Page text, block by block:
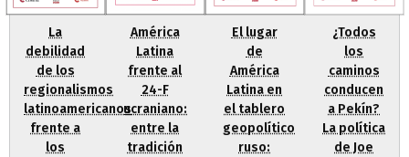
La
debilidad
de los
regionalismos
latinoamericanos
frente a
los
América
Latina
frente al
24-F
ucraniano:
entre la
tradición
El lugar
de
América
Latina en
el tablero
geopolítico
ruso:
¿Todos
los
caminos
conducen
a Pekín?
La política
de Joe